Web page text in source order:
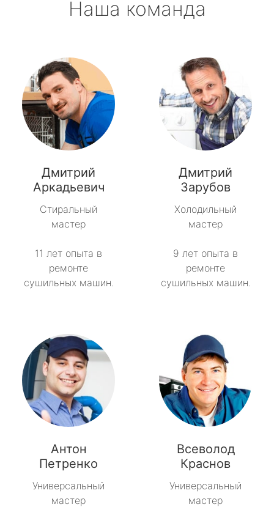
Наша команда
Дмитрий
Аркадьевич
Стиральный
мастер
11 лет опыта в
ремонте
сушильных машин.
Дмитрий
Зарубов
Холодильный
мастер
9 лет опыта в
ремонте
сушильных машин.
Антон
Петренко
Универсальный
мастер
Всеволод
Краснов
Универсальный
мастер